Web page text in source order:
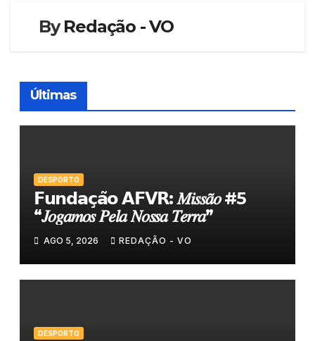
ByRedação - VO
Últimas
DESPORTO
𝗙𝘂𝗻𝗱𝗮𝗰̧𝗮̃𝗼 𝗔𝗙𝗩𝗥: 𝑀𝑖𝑠𝑠𝑎̃𝑜 #5
“𝐽𝑜𝑔𝑎𝑚𝑜𝑠 𝑃𝑒𝑙𝑎 𝑁𝑜𝑠𝑠𝑎 𝑇𝑒𝑟𝑟𝑎”
AGO 5, 2026 REDAÇÃO - VO
DESPORTO